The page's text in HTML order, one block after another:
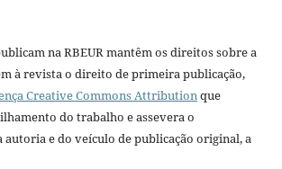
na RBEUR mantêm os direitos sobre a
à revista o direito de primeira publicação,
Creative Commons Attributionque
do trabalho e assevera o
autoria e do veículo de publicação original, a